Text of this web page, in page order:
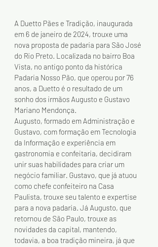
A Duetto Pães e Tradição, inaugurada
em 6 de janeiro de 2024, trouxe uma
nova proposta de padaria para São José
do Rio Preto. Localizada no bairro Boa
Vista, no antigo ponto da histórica
Padaria Nosso Pão, que operou por 76
anos, a Duetto é o resultado de um
sonho dos irmãos Augusto e Gustavo
Mariano Mendonça.
Augusto, formado em Administração e
Gustavo, com formação em Tecnologia
da Informação e experiência em
gastronomia e confeitaria, decidiram
unir suas habilidades para criar um
negócio familiar. Gustavo, que já atuou
como chefe confeiteiro na Casa
Paulista, trouxe seu talento e expertise
para a nova padaria. Já Augusto, que
retornou de São Paulo, trouxe as
novidades da capital, mantendo,
todavia, a boa tradição mineira, já que